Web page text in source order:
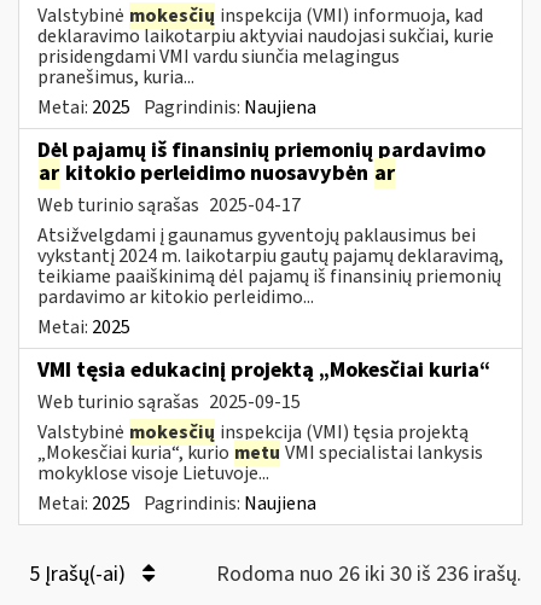
Valstybinė mokesčių inspekcija (VMI) informuoja, kad
deklaravimo laikotarpiu aktyviai naudojasi sukčiai, kurie
prisidengdami VMI vardu siunčia melagingus
pranešimus, kuria...
Metai: 2025 Pagrindinis: Naujiena
Dėl pajamų iš finansinių priemonių pardavimo
ar kitokio perleidimo nuosavybėn ar
Web turinio sąrašas 2025-04-17
Atsižvelgdami į gaunamus gyventojų paklausimus bei
vykstantį 2024 m. laikotarpiu gautų pajamų deklaravimą,
teikiame paaiškinimą dėl pajamų iš finansinių priemonių
pardavimo ar kitokio perleidimo...
Metai: 2025
VMI tęsia edukacinį projektą „Mokesčiai kuria“
Web turinio sąrašas 2025-09-15
Valstybinė mokesčių inspekcija (VMI) tęsia projektą
„Mokesčiai kuria“, kurio metu VMI specialistai lankysis
mokyklose visoje Lietuvoje...
Metai: 2025 Pagrindinis: Naujiena
5 Įrašų(-ai) Rodoma nuo 26 iki 30 iš 236 irašų.